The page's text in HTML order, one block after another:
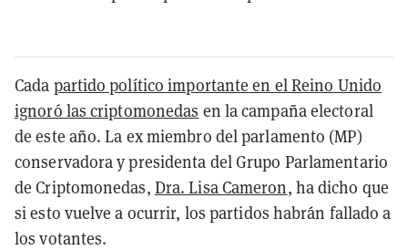
Cada partido político importante en el Reino Unido
ignoró las criptomonedas en la campaña electoral
de este año. La ex miembro del parlamento (MP)
conservadora y presidenta del Grupo Parlamentario
de Criptomonedas, Dra. Lisa Cameron, ha dicho que
si esto vuelve a ocurrir, los partidos habrán fallado a
los votantes.